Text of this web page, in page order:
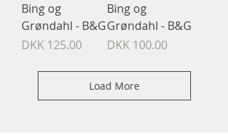
Bing og
Grøndahl - B&G
Price
DKK 125.00
Bing og
Grøndahl - B&G
Price
DKK 100.00
Load More